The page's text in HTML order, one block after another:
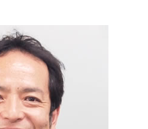
相談
相談
士 相談
談
相談
相談
相談